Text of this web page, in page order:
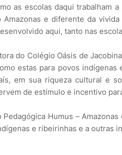
as escolas daqui trabalham
e diferente da
aqui, tanto nas
do Colégio Oásis de
estas para povos indígenas
em sua riqueza cultural e
de estímulo e incentivo
Pedagógica Humus –
e ribeirinhas e a outras